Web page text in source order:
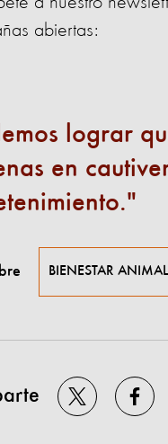
abiertas:
lograr
en
BIENESTAR ANIMAL